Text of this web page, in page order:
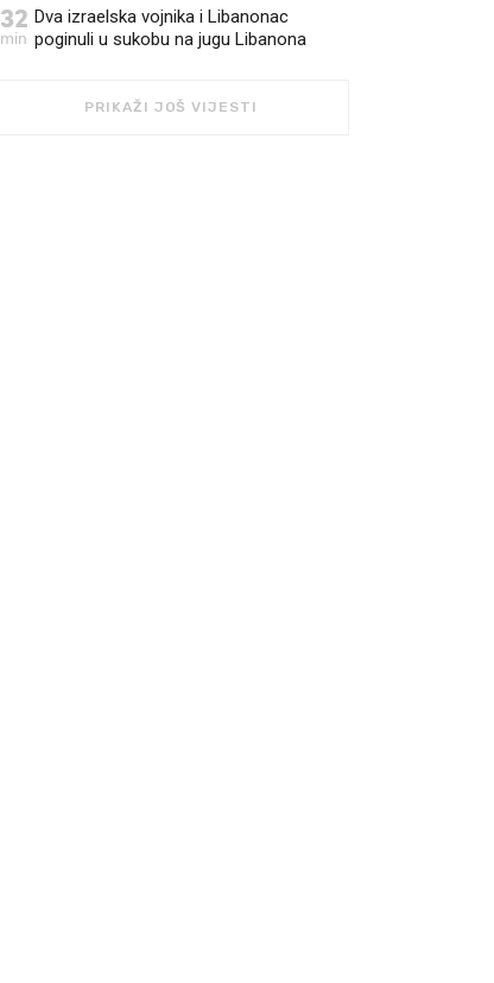
32
min
Dva izraelska vojnika i Libanonac
poginuli u sukobu na jugu Libanona
PRIKAŽI JOŠ VIJESTI